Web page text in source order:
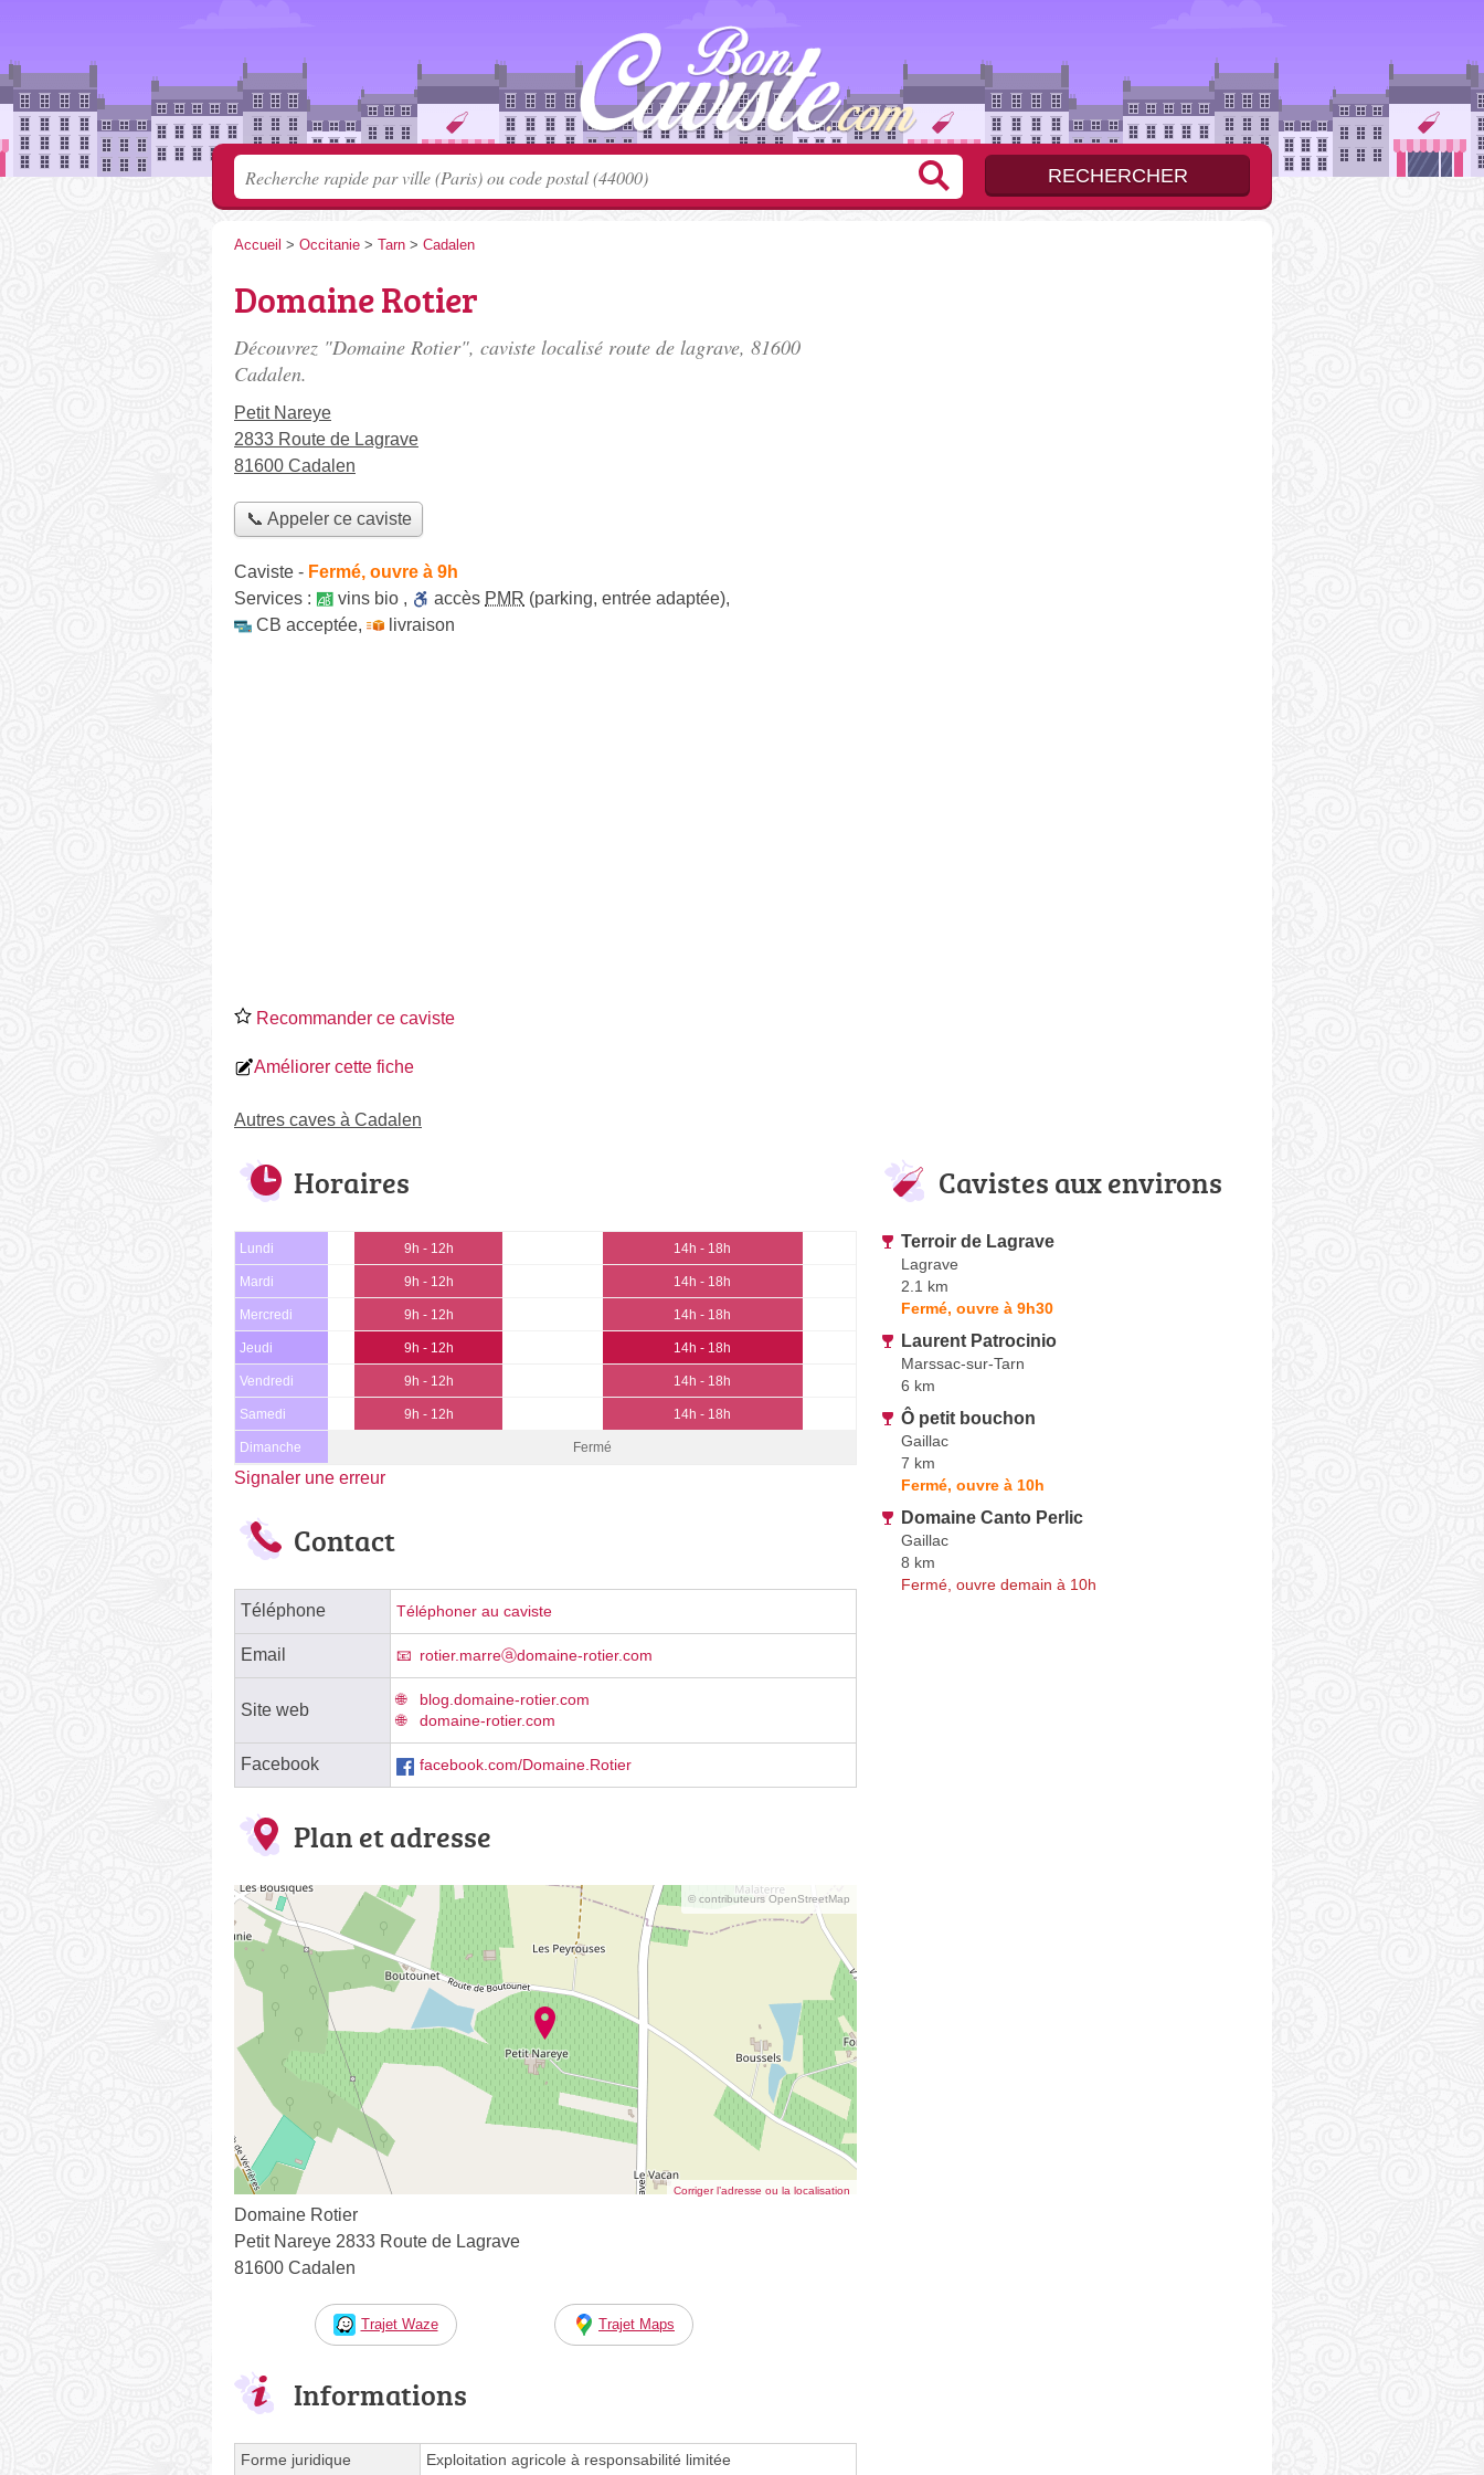
Accueil > Occitanie > Tarn > Cadalen
Domaine Rotier
Découvrez "Domaine Rotier", caviste localisé route de lagrave, 81600
Cadalen.
Petit Nareye
2833 Route de Lagrave
81600 Cadalen
📞 Appeler ce caviste
Caviste - Fermé, ouvre à 9h
Services :
vins bio , accès PMR (parking, entrée adaptée),
CB acceptée, livraison
Recommander ce caviste
Améliorer cette fiche
Autres caves à Cadalen
Horaires
Lundi 9h - 12h 14h - 18h
Mardi 9h - 12h 14h - 18h
Mercredi 9h - 12h 14h - 18h
Jeudi 9h - 12h 14h - 18h
Vendredi 9h - 12h 14h - 18h
Samedi 9h - 12h 14h - 18h
Dimanche Fermé
Signaler une erreur
Contact
Téléphone Téléphoner au caviste
Email rotier.marreⓐdomaine-rotier.com
Site web
blog.domaine-rotier.com
domaine-rotier.com
Facebook facebook.com/Domaine.Rotier
Plan et adresse
© contributeurs OpenStreetMap
Corriger l’adresse ou la localisation
Domaine Rotier
Petit Nareye 2833 Route de Lagrave
81600 Cadalen
Trajet Waze Trajet Maps
Informations
Forme juridique Exploitation agricole à responsabilité limitée
Cavistes aux environs
Terroir de Lagrave
Lagrave
2.1 km
Fermé, ouvre à 9h30
Laurent Patrocinio
Marssac-sur-Tarn
6 km
Ô petit bouchon
Gaillac
7 km
Fermé, ouvre à 10h
Domaine Canto Perlic
Gaillac
8 km
Fermé, ouvre demain à 10h